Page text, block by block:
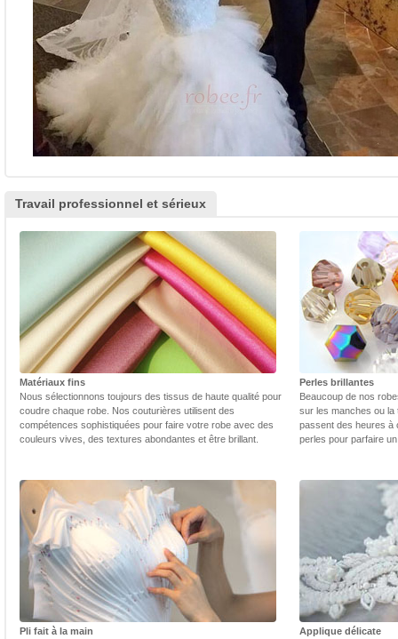
Travail professionnel et sérieux
Matériaux fins
Nous sélectionnons toujours des tissus de haute qualité pour
coudre chaque robe. Nos couturières utilisent des
compétences sophistiquées pour faire votre robe avec des
couleurs vives, des textures abondantes et être brillant.
Perles brillantes
Beaucoup de nos
sur les manches ou la
passent des heures à
perles pour parfaire
Pli fait à la main
Applique délicate